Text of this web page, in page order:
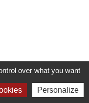
over what you want
Personalize